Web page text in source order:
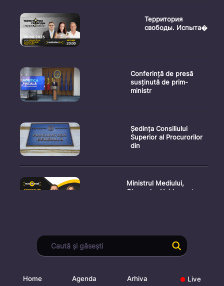
Территория
свободы. Испыта�
Conferință de presă
susținută de prim-
ministr
Ședința Consiliului
Superior al Procurorilor
din
Ministrul Mediului,
Gheorghe Hajder, este
Consultări publice privind
proiectul de lege pent
Home Agenda Arhiva Live